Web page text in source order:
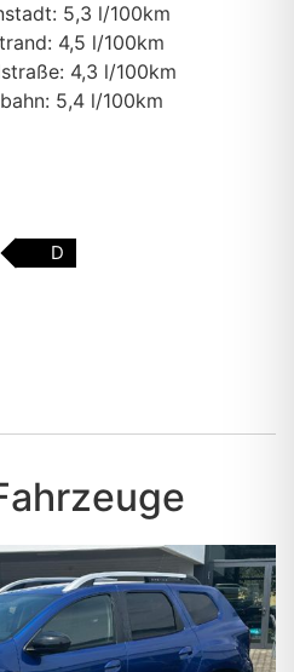
5,3 l/100km
4,5 l/100km
4,3 l/100km
5,4 l/100km
D